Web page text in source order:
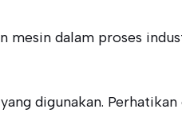
mesin dalam proses
digunakan.